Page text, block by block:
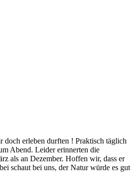
doch erleben durften ! Praktisch täglich
Abend. Leider erinnerten die
als an Dezember. Hoffen wir, dass er
schaut bei uns, der Natur würde es gut